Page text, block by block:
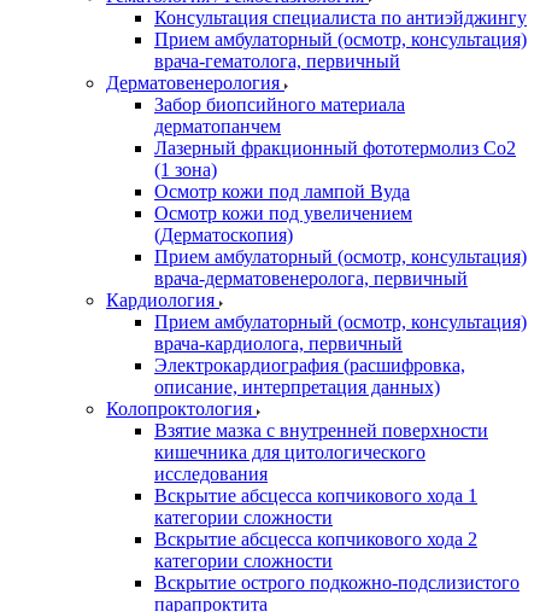
Консультация специалиста по антиэйджингу
Прием амбулаторный (осмотр, консультация)
врача-гематолога, первичный
Дерматовенерология
Забор биопсийного материала
дерматопанчем
Лазерный фракционный фототермолиз Со2
(1 зона)
Осмотр кожи под лампой Вуда
Осмотр кожи под увеличением
(Дерматоскопия)
Прием амбулаторный (осмотр, консультация)
врача-дерматовенеролога, первичный
Кардиология
Прием амбулаторный (осмотр, консультация)
врача-кардиолога, первичный
Электрокардиография (расшифровка,
описание, интерпретация данных)
Колопроктология
Взятие мазка с внутренней поверхности
кишечника для цитологического
исследования
Вскрытие абсцесса копчикового хода 1
категории сложности
Вскрытие абсцесса копчикового хода 2
категории сложности
Вскрытие острого подкожно-подслизистого
парапроктита